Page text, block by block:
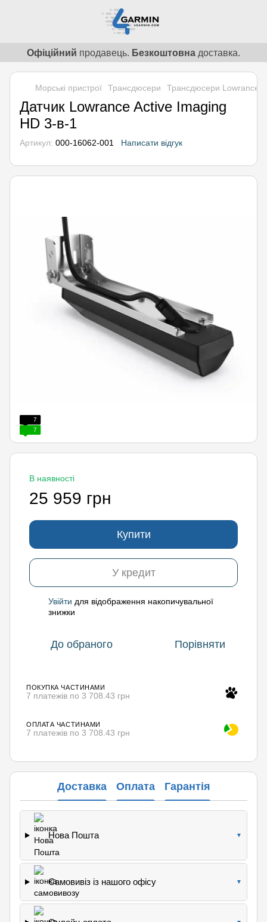
Офіційний продавець. Безкоштовна доставка.
Морські пристрої Трансдюсери Трансдюсери Lowrance
Датчик Lowrance Active Imaging
HD 3-в-1
Артикул: 000-16062-001 Написати відгук
7
7
В наявності
25 959 грн
Купити
У кредит
Увійти для відображення накопичувальної
знижки
До обраного Порівняти
ПОКУПКА ЧАСТИНАМИ
7 платежів по 3 708.43 грн
ОПЛАТА ЧАСТИНАМИ
7 платежів по 3 708.43 грн
Доставка Оплата Гарантія
Нова Пошта ▼
Самовивіз із нашого офісу ▼